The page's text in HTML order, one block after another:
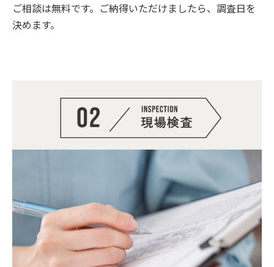
ご相談は無料です。ご納得いただけましたら、調査日を
決めます。